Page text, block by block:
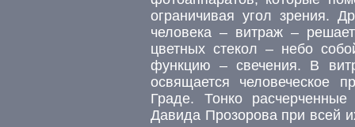
ограничивая угол зрения.
человека – витраж –
цветных стекол – небо
функцию – свечения. В
освящается человеческое
Граде. Тонко
Давида Прозорова при всей